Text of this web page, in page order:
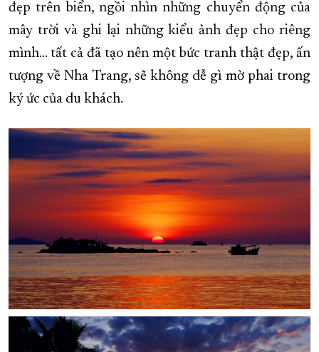
XÂY DỰNG KHÁNH HÒA TRỞ THÀNH THÀNH PHỐ TRỰC THUỘC
ĐẠI HỘI ĐẢNG CÁC CẤP TRANG CHỦ VỀ BÁO KHÁNH HÒA
đẹp trên biển, ngồi nhìn những chuyển động của
mây trời và ghi lại những kiểu ảnh đẹp cho riêng
mình... tất cả đã tạo nên một bức tranh thật đẹp, ấn
tượng về Nha Trang, sẽ không dễ gì mờ phai trong
ký ức của du khách.